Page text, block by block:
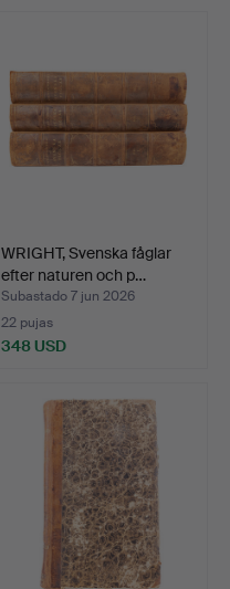
WRIGHT, Svenska fåglar
efter naturen och p…
Subastado 7 jun 2026
22 pujas
348 USD